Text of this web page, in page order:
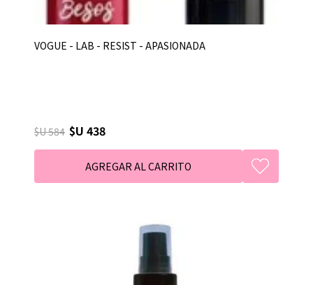
VOGUE - LAB - RESIST - APASIONADA
$U 584 $U 438